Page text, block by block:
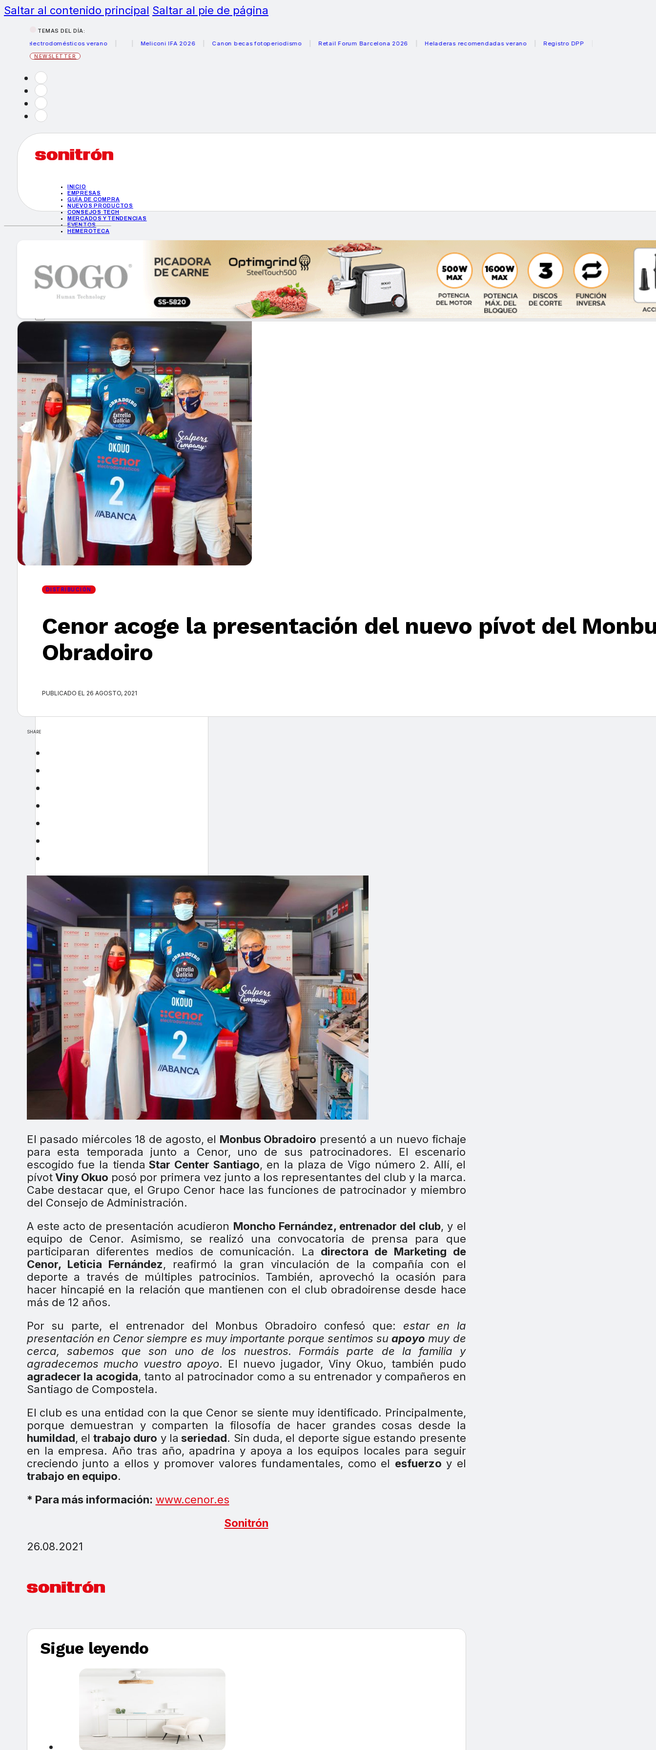
Saltar al contenido principal Saltar al pie de página
TEMAS DEL DÍA:
electrodomésticos verano
Meliconi IFA 2026 Canon becas fotoperiodismo Retail Forum Barcelona 2026 Heladeras recomendadas verano Registro DPP
NEWSLETTER
INICIO
EMPRESAS
GUÍA DE COMPRA
NUEVOS PRODUCTOS
CONSEJOS TECH
MERCADOS Y TENDENCIAS
EVENTOS
HEMEROTECA
GUÍA DE COMPRA
NUEVOS PRODUCTOS
CONSEJOS TECH
MERCADOS Y TENDENCIAS
HEMEROTECA
Encuentra tu noticia
Buscar
DISTRIBUCIÓN
Cenor acoge la presentación del nuevo pívot del
Obradoiro
PUBLICADO EL 26 AGOSTO, 2021
SHARE
El pasado miércoles 18 de agosto, el Monbus Obradoiro presentó a un nuevo fichaje
para esta temporada junto a Cenor, uno de sus patrocinadores. El escenario
escogido fue la tienda Star Center Santiago, en la plaza de Vigo número 2. Allí, el
pívotViny Okuo posó por primera vez junto a los representantes del club y la marca.
Cabe destacar que, el Grupo Cenor hace las funciones de patrocinador y miembro
del Consejo de Administración.
A este acto de presentación acudieron Moncho Fernández, entrenador del club, y el
equipo de Cenor. Asimismo, se realizó una convocatoria de prensa para que
participaran diferentes medios de comunicación. La directora de Marketing de
Cenor, Leticia Fernández, reafirmó la gran vinculación de la compañía con el
deporte a través de múltiples patrocinios. También, aprovechó la ocasión para
hacer hincapié en la relación que mantienen con el club obradoirense desde hace
más de 12 años.
Por su parte, el entrenador del Monbus Obradoiro confesó que: estar en la
presentación en Cenor siempre es muy importante porque sentimos suapoyo muy de
cerca, sabemos que son uno de los nuestros. Formáis parte de la familia y
agradecemos mucho vuestro apoyo. El nuevo jugador, Viny Okuo, también pudo
agradecer la acogida, tanto al patrocinador como a su entrenador y compañeros en
Santiago de Compostela.
El club es una entidad con la que Cenor se siente muy identificado. Principalmente,
porque demuestran y comparten la filosofía de hacer grandes cosas desde la
humildad, eltrabajo duro y la seriedad. Sin duda, el deporte sigue estando presente
en la empresa. Año tras año, apadrina y apoya a los equipos locales para seguir
creciendo junto a ellos y promover valores fundamentales, como el esfuerzo y el
trabajo en equipo.
* Para más información: www.cenor.es
Sonitrón
26.08.2021
Sigue leyendo